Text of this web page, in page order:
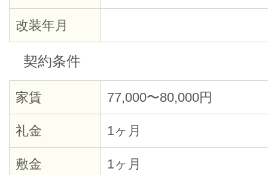
改装年月
契約条件
家賃 77,000〜80,000円
礼金 1ヶ月
敷金 1ヶ月